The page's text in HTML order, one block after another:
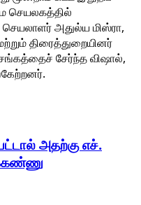
செயலகத்தில்
அதுல்ய மிஸ்ரா,
திரைத்துறையினர்
சங்கத்தைச் சேர்ந்த விஷால்,
அதற்கு எச்.